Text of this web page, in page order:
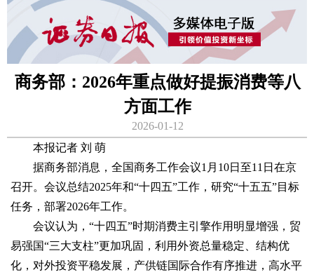
商务部：2026年重点做好提振消费等八
方面工作
2026-01-12
本报记者 刘 萌
据商务部消息，全国商务工作会议1月10日至11日在京
召开。会议总结2025年和“十四五”工作，研究“十五五”目标
任务，部署2026年工作。
会议认为，“十四五”时期消费主引擎作用明显增强，贸
易强国“三大支柱”更加巩固，利用外资总量稳定、结构优
化，对外投资平稳发展，产供链国际合作有序推进，高水平